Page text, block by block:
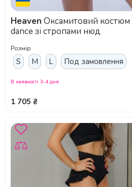
Heaven
dance зі стропами нюд
Розмір
S M L Под замовлення
1 705 ₴
В наявності 3-4 дня